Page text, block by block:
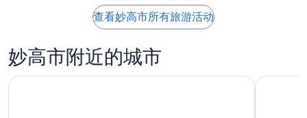
查看妙高市所有旅游活动
妙高市附近的城市